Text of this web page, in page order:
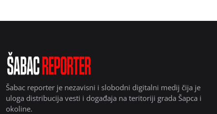
Šabac reporter je nezavisni i slobodni digitalni medij čija je
uloga distribucija vesti i događaja na teritoriji grada Šapca i
okoline.